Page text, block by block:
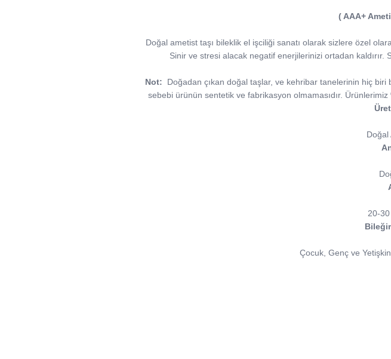
( AAA+
Doğal ametist taşı bileklik el işciliği sanatı olarak sizlere özel
Sinir ve stresi alacak negatif enerjilerinizi ortadan
Not:
Doğadan çıkan doğal taşlar, ve kehribar tanelerinin hiç biri
sebebi ürünün sentetik ve fabrikasyon olmamasıdır.
Doğal
20-
Çocuk, Genç ve